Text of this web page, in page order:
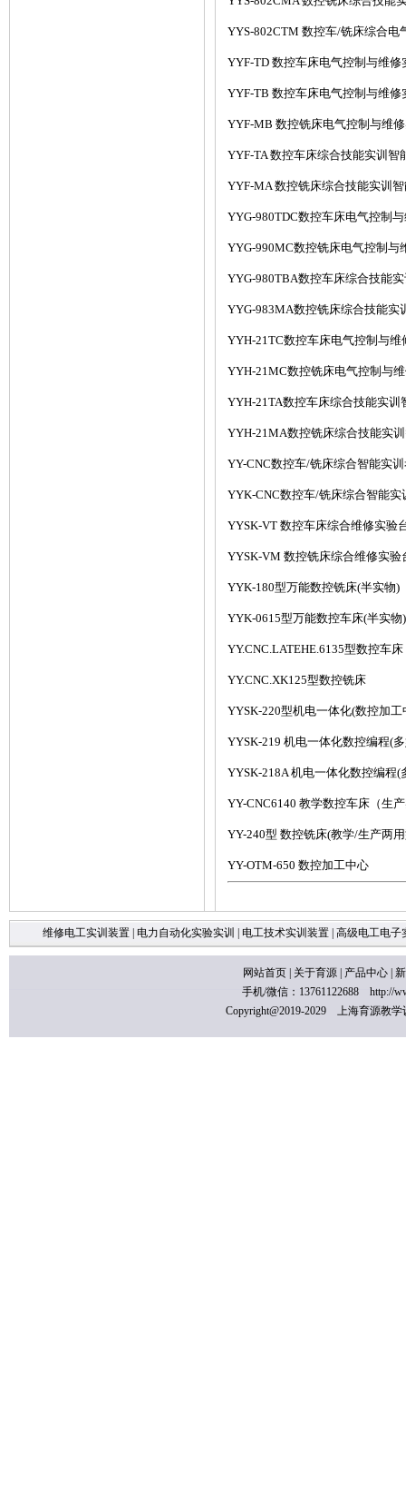
YYS-802CTM 数控车/铣床综合电
YYF-TD 数控车床电气控制与维修
YYF-TB 数控车床电气控制与维
YYF-MB 数控铣床电气控制与维
YYF-TA 数控车床综合技能实训
YYF-MA 数控铣床综合技能实训
YYG-980TDC数控车床电气控制
YYG-990MC数控铣床电气控制与
YYG-980TBA数控车床综合技能
YYG-983MA数控铣床综合技能实
YYH-21TC数控车床电气控制与维
YYH-21MC数控铣床电气控制与
YYH-21TA数控车床综合技能实
YYH-21MA数控铣床综合技能实
YY-CNC数控车/铣床综合智能实
YYK-CNC数控车/铣床综合智能
YYSK-VT 数控车床综合维修实验
YYSK-VM 数控铣床综合维修实验
YYK-180型万能数控铣床(半实物)
YYK-0615型万能数控车床(半实物)
YY.CNC.LATEHE.6135型数控车床
YY.CNC.XK125型数控铣床
YYSK-220型机电一体化(数控加
YYSK-219 机电一体化数控编程(
YYSK-218A 机电一体化数控编程(
YY-CNC6140 教学数控车床（生
YY-240型 数控铣床(教学/生产两
YY-OTM-650 数控加工中心
维修电工实训装置 电力自动化实验实训 电工技术实训装置| 高级电工电子
网站首页 关于育源 产品中心
手机/微信：13761122688 http://
Copyright@2019-2029 上海育源教